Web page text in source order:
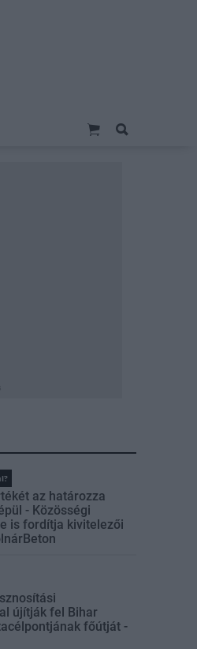
az határozza
- Közösségi
is fordítja kivitelezői
újítják fel Bihar
főútját -